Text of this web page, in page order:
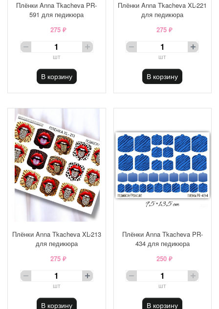
Плёнки Anna Tkacheva PR-
591 для педикюра
275 ₽
шт
В корзину
Плёнки Anna Tkacheva XL-221
для педикюра
275 ₽
шт
В корзину
Плёнки Anna Tkacheva XL-213
для педикюра
275 ₽
шт
В корзину
Плёнки Anna Tkacheva PR-
434 для педикюра
250 ₽
шт
В корзину